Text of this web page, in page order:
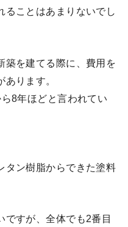
ることはあまりないでし
築を建てる際に、費用を
ります。
8年ほどと言われてい
タン樹脂からできた塗料
ですが、全体でも2番目